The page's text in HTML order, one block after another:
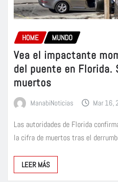
HOME MUNDO
Vea el impactante
del puente en Florida.
muertos
ManabiNoticias Mar 16,
Las autoridades de Florida
la cifra de muertos tras el
LEER MÁS